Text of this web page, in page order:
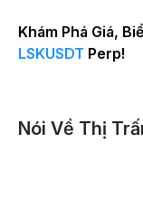
Khám Phá Giá,
LSKUSDT Perp!
Nói Về Thị